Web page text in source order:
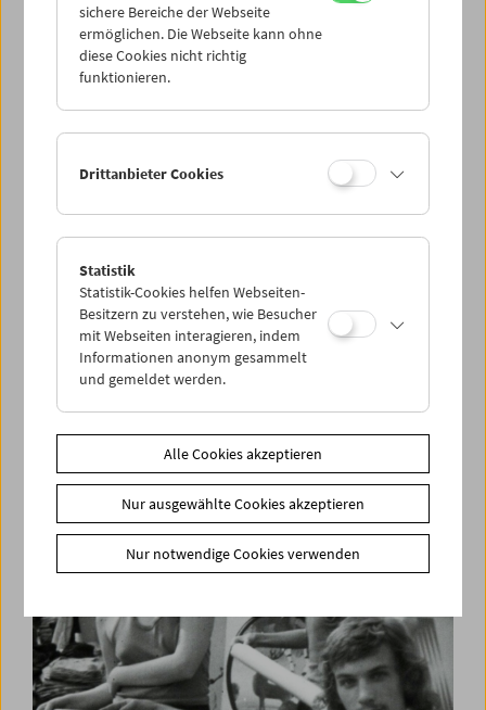
Kinoreal: Mark Jenkin
La lotta non è ancora finita
Feministisches Kino aus Italien
sichere Bereiche der Webseite
ermöglichen. Die Webseite kann ohne
diese Cookies nicht richtig
funktionieren.
Drittanbieter Cookies
Statistik
Statistik-Cookies helfen Webseiten-
Besitzern zu verstehen, wie Besucher
mit Webseiten interagieren, indem
Informationen anonym gesammelt
und gemeldet werden.
Alle Cookies akzeptieren
Nur ausgewählte Cookies akzeptieren
Nur notwendige Cookies verwenden